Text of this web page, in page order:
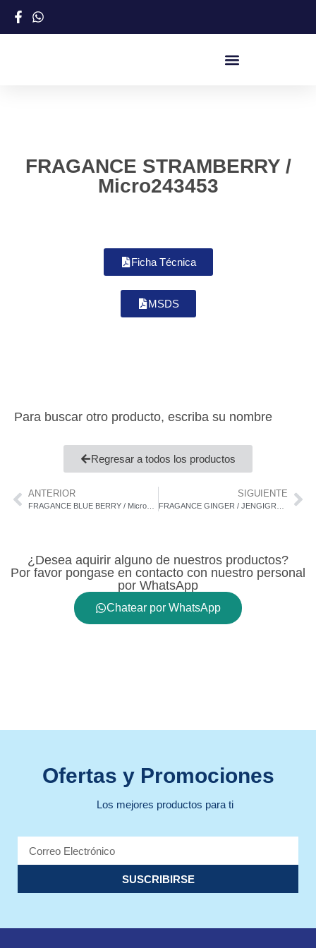
FRAGANCE STRAMBERRY /
Micro243453
Ficha Técnica
MSDS
Para buscar otro producto, escriba su nombre
Regresar a todos los productos
ANTERIOR SIGUIENTE
¿Desea aquirir alguno de nuestros productos?
Por favor pongase en contacto con nuestro personal
por WhatsApp
Chatear por WhatsApp
Ofertas y Promociones
Los mejores productos para ti
SUSCRIBIRSE